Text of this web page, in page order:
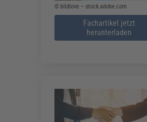
© bildlove – stock.adobe.com
Fachartikel jetzt
herunterladen